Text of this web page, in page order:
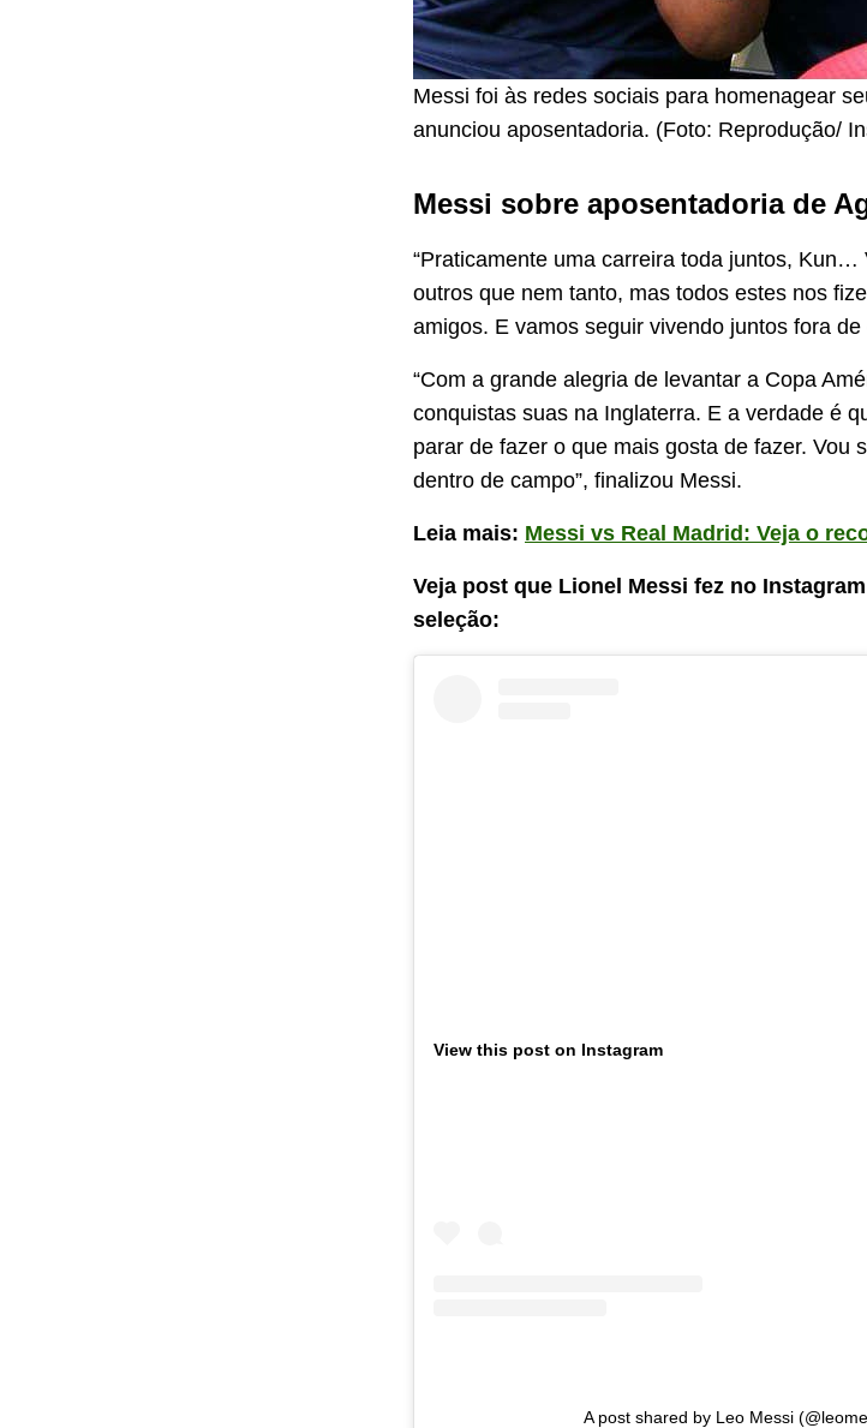
Messi foi às redes sociais para homenagear
anunciou aposentadoria. (Foto: Reprodução/
Messi sobre aposentadoria de
“Praticamente uma carreira toda juntos,
outros que nem tanto, mas todos estes nos
amigos. E vamos seguir vivendo juntos fora de
“Com a grande alegria de levantar a Copa
conquistas suas na Inglaterra. E a verdade é
parar de fazer o que mais gosta de fazer. Vou
dentro de campo”, finalizou Messi.
Leia mais: Messi vs Real Madrid: Veja o
Veja post que Lionel Messi fez no
seleção:
View this post on Instagram
A post shared by Leo Messi